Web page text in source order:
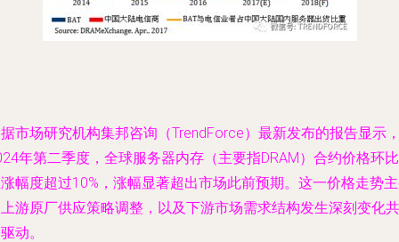
市场研究机构集邦咨询（TrendForce）最新发布的报告显示
年第二季度，全球服务器内存（主要指DRAM）合约价格环比
幅度超过10%，涨幅显著超出市场此前预期。这一价格走势
游原厂供应策略调整，以及下游市场需求结构发生深刻变化共
动。